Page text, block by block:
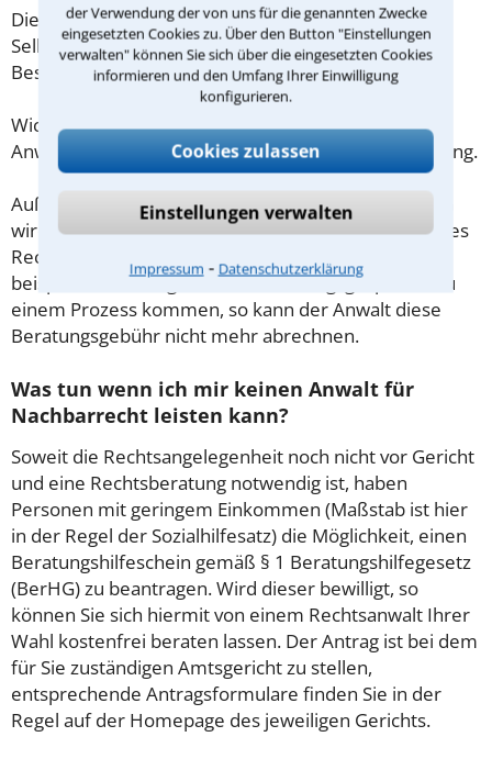
der Verwendung der von uns für die genannten Zwecke
eingesetzten Cookies zu. Über den Button "Einstellungen
verwalten" können Sie sich über die eingesetzten Cookies
informieren und den Umfang Ihrer Einwilligung
konfigurieren.
Cookies zulassen
Einstellungen verwalten
Impressum ⁃ Datenschutzerklärung
Diese Regelung gilt jedoch nur für Verbraucher. Für
Selbstständige oder Freiberufler gilt diese
Beschränkung nicht.
Wichtig daher: Klären Sie die Kostenfrage mit Ihrem
Anwalt aus Bonn schon zu Beginn der ersten Beratung.
Außerdem gut zu wissen: Gemäß § 34 Absatz 2 RVG
wird die Beratungsgebühr auf weitere Tätigkeiten des
Rechtsanwalts angerechnet. Sollte es also
beispielsweise aufgrund des Beratungsgesprächs zu
einem Prozess kommen, so kann der Anwalt diese
Beratungsgebühr nicht mehr abrechnen.
Was tun wenn ich mir keinen Anwalt für
Nachbarrecht leisten kann?
Soweit die Rechtsangelegenheit noch nicht vor Gericht
und eine Rechtsberatung notwendig ist, haben
Personen mit geringem Einkommen (Maßstab ist hier
in der Regel der Sozialhilfesatz) die Möglichkeit, einen
Beratungshilfeschein gemäß § 1 Beratungshilfegesetz
(BerHG) zu beantragen. Wird dieser bewilligt, so
können Sie sich hiermit von einem Rechtsanwalt Ihrer
Wahl kostenfrei beraten lassen. Der Antrag ist bei dem
für Sie zuständigen Amtsgericht zu stellen,
entsprechende Antragsformulare finden Sie in der
Regel auf der Homepage des jeweiligen Gerichts.